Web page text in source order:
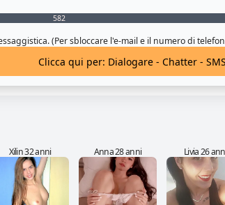
582
(Per sbloccare l'e-mail e il numero di
Clicca qui per: Dialogare - Chatter - SMS
Xilin 32 anni Anna 28 anni Livia 26